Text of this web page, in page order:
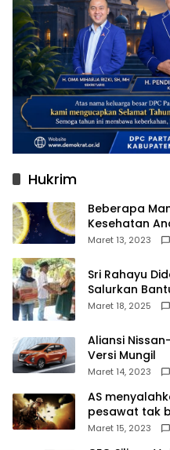
Hukrim
Beberapa
Kesehatan
Maret 13, 2023
Sri Rahayu
Salurkan
Kampek Desa
Maret 18, 2025
Aliansi
Versi Mungil
Maret 14, 2023
AS
pesawat tak
Moskow
Maret 15, 2023